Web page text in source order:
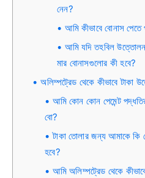
নেন?
আমি কীভাবে বোনাস পেতে
আমি যদি তহবিল
মার বোনাসগুলোর কী হবে?
অলিম্পট্রেড থেকে কীভাবে টাকা
আমি কোন কোন পেমেন্ট
বো?
টাকা তোলার জন্য আমাকে
হবে?
আমি অলিম্পট্রেড থেকে